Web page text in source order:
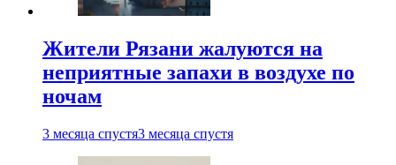
Жители Рязани жалуются на
неприятные запахи в воздухе по
ночам
3 месяца спустя3 месяца спустя